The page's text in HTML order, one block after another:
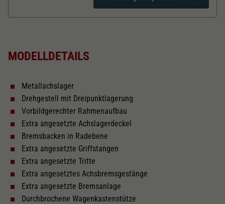
Kurzkupplungskinematik
2187
Tauschsatz für Wechselstrom
Schliessen
MODELLDETAILS
Metallachslager
Drehgestell mit Dreipunktlagerung
Vorbildgerechter Rahmenaufbau
Extra angesetzte Achslagerdeckel
Bremsbacken in Radebene
Extra angesetzte Griffstangen
Extra angesetzte Tritte
Extra angesetztes Achsbremsgestänge
Extra angesetzte Bremsanlage
Durchbrochene Wagenkastenstütze
Einstellungen. Unter anderem eine zufällig